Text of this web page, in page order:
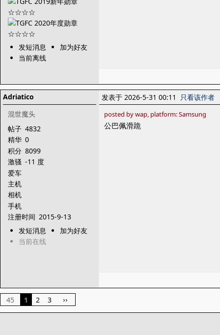
发短消息
加为好友
当前离线
Adriatico
混世魔头
帖子 4832
精华 0
积分 8099
激骚 -11 度
爱车
主机
相机
手机
注册时间 2015-9-13
发短消息
加为好友
当前在线
发表于 2026-5-31 00:11 只看该作者
posted by wap, platform: Samsung
公巴佩滑跪
45 1 2 3 ››